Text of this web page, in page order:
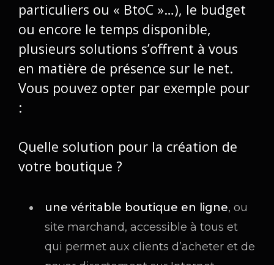
particuliers ou « BtoC »…), le budget
ou encore le temps disponible,
plusieurs solutions s’offrent à vous
en matière de présence sur le net.
Vous pouvez opter par exemple pour
:
Quelle solution pour la création de
votre boutique ?
une véritable boutique en ligne, ou
site marchand, accessible à tous et
qui permet aux clients d’acheter et de